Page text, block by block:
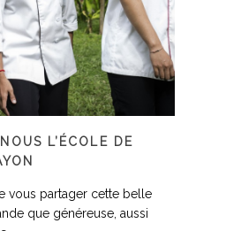
L’ÉCOLE DE
vous partager cette belle
que généreuse, aussi